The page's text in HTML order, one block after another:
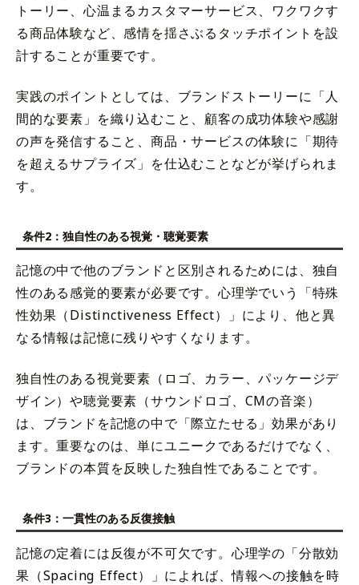
トーリー、心温まるカスタマーサービス、ワクワクす
る商品体験など、感情を揺さぶるタッチポイントを設
計することが重要です。
実践のポイントとしては、ブランドストーリーに「人
間的な要素」を織り込むこと、顧客の成功体験や感謝
の声を発信すること、商品・サービスの体験に「期待
を超えるサプライズ」を仕込むことなどが挙げられま
す。
条件2：独自性のある視覚・聴覚要素
記憶の中で他のブランドと区別されるためには、独自
性のある感覚的要素が必要です。心理学でいう「特殊
性効果（Distinctiveness Effect）」により、他と異
なる情報は記憶に残りやすくなります。
独自性のある視覚要素（ロゴ、カラー、パッケージデ
ザイン）や聴覚要素（サウンドロゴ、CMの音楽）
は、ブランドを記憶の中で「際立たせる」効果があり
ます。重要なのは、単にユニークであるだけでなく、
ブランドの本質を反映した独自性であることです。
条件3：一貫性のある反復接触
記憶の定着には反復が不可欠です。心理学の「分散効
果（Spacing Effect）」によれば、情報への接触を時